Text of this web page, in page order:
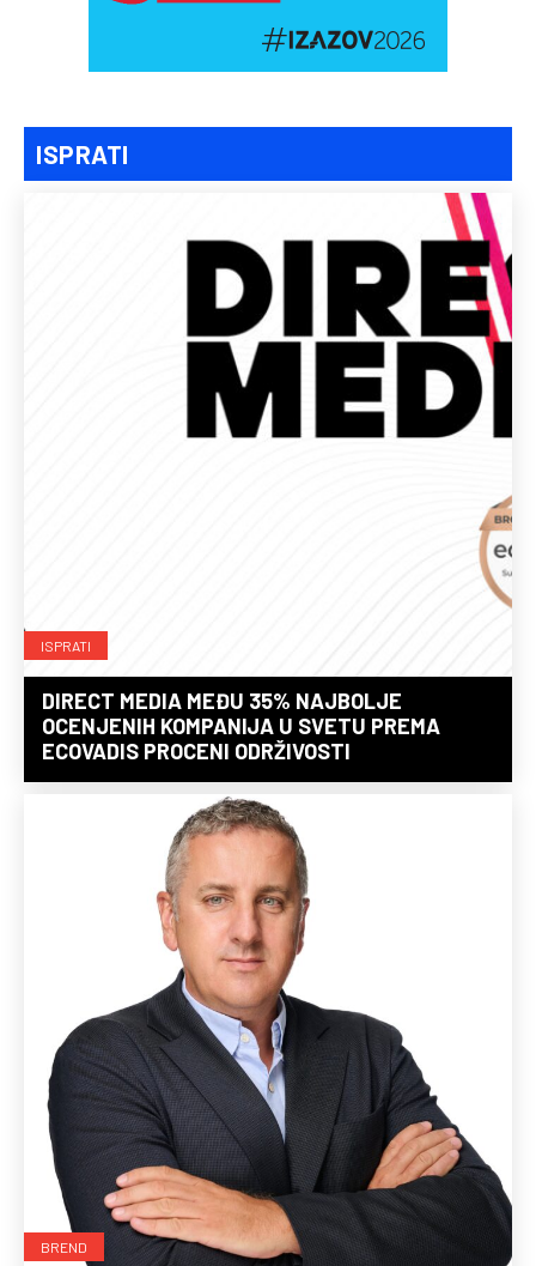
ISPRATI
ISPRATI
DIRECT MEDIA MEĐU 35% NAJBOLJE
OCENJENIH KOMPANIJA U SVETU PREMA
ECOVADIS PROCENI ODRŽIVOSTI
BREND